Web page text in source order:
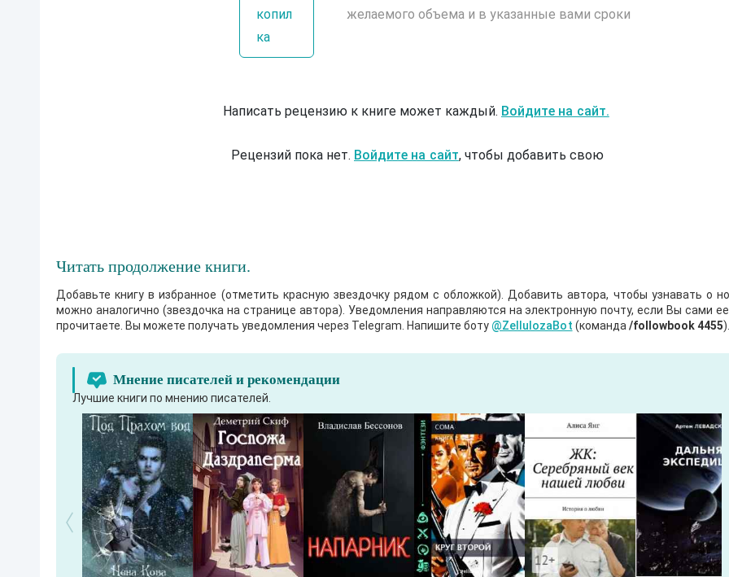
копил
ка
желаемого объема и в указанные вами сроки
Написать рецензию к книге может каждый. Войдите на сайт.
Рецензий пока нет. Войдите на сайт, чтобы добавить свою
Читать продолжение книги.
Добавьте книгу в избранное (отметить красную звездочку рядом с обложкой). Добавить автора, чтобы узнавать о
можно аналогично (звездочка на странице автора). Уведомления направляются на электронную почту, если Вы сами
прочитаете. Вы можете получать уведомления через Telegram. Напишите боту @ZellulozaBot (команда /followbook 4455).
Мнение писателей и рекомендации
Лучшие книги по мнению писателей.